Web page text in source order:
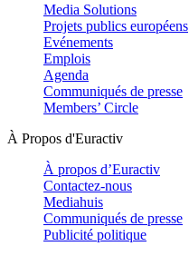
Media Solutions
Projets publics européens
Evénements
Emplois
Agenda
Communiqués de presse
Members’ Circle
À Propos d'Euractiv
À propos d’Euractiv
Contactez-nous
Mediahuis
Communiqués de presse
Publicité politique